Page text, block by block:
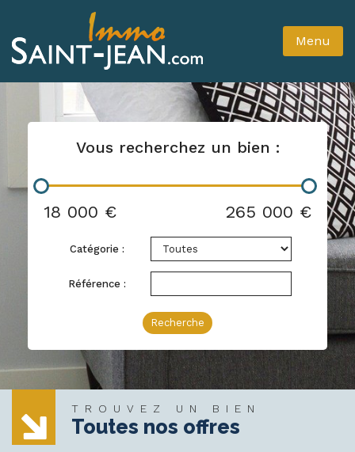
Menu
Vous recherchez un bien :
18 000 € 265 000 €
Catégorie :
Référence :
Recherche
TROUVEZ UN BIEN
Toutes nos offres